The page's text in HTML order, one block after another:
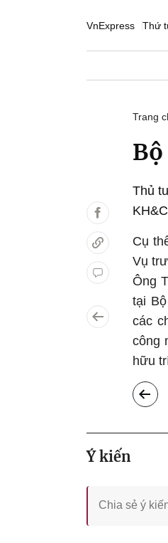
VnExpress Thứ
Trang
Thủ
Cụ
Vụ
Ông
tại Bộ
các
công
hữu
Ý kiến